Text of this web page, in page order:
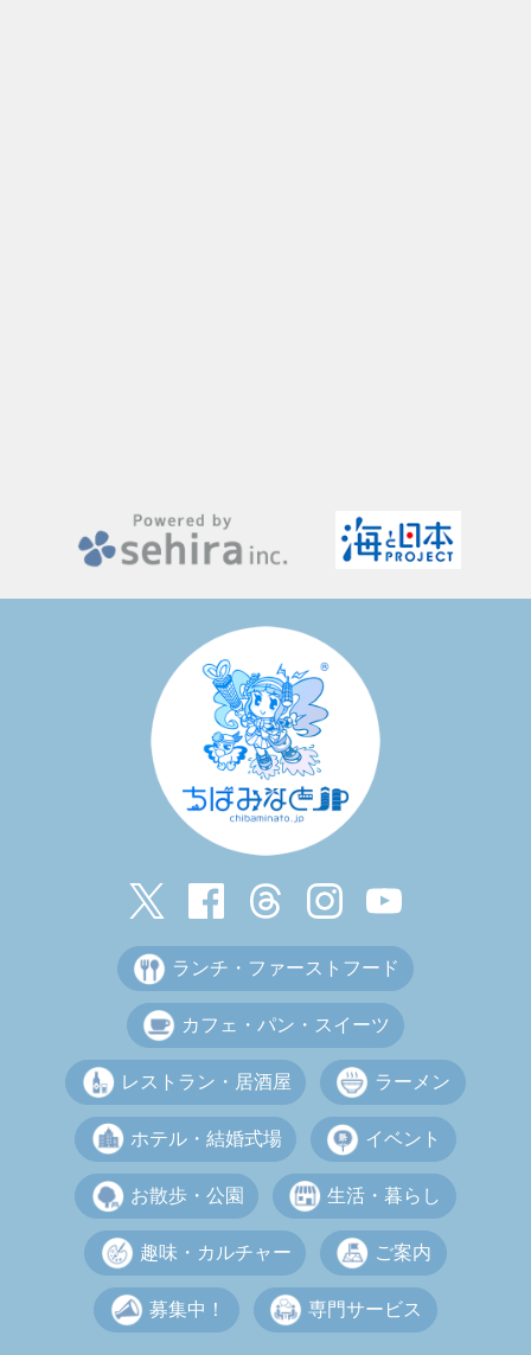
ランチ・ファーストフード
カフェ・パン・スイーツ
レストラン・居酒屋 ラーメン
ホテル・結婚式場 イベント
お散歩・公園 生活・暮らし
趣味・カルチャー ご案内
募集中！ 専門サービス